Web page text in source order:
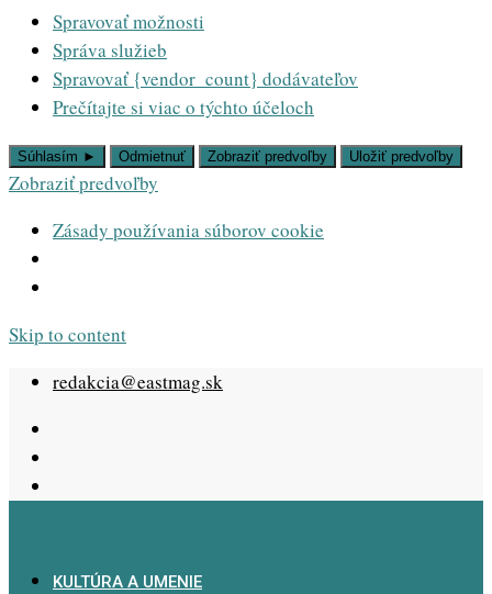
Spravovať možnosti
Správa služieb
Spravovať {vendor_count} dodávateľov
Prečítajte si viac o týchto účeloch
Súhlasím ► Odmietnuť Zobraziť predvoľby Uložiť predvoľby
Zobraziť predvoľby
Zásady používania súborov cookie
Skip to content
redakcia@eastmag.sk
KULTÚRA A UMENIE